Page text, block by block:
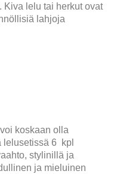
lelu tai herkut ovat
lahjoja
koskaan olla
lelusetissä 6 kpl
stylinillä ja
ja mieluinen